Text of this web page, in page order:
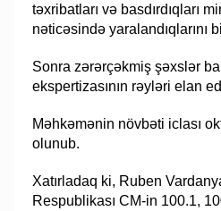
təxribatları və basdırdıqları
nəticəsində yaralandıqlarını
Sonra zərərçəkmiş şəxslər
ekspertizasının rəyləri elan
Məhkəmənin növbəti iclası
olunub.
Xatırladaq ki, Ruben
Respublikası CM-in 100.1,